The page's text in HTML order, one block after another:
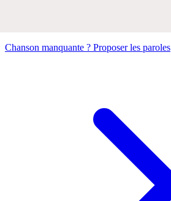
Chanson manquante ? Proposer les paroles